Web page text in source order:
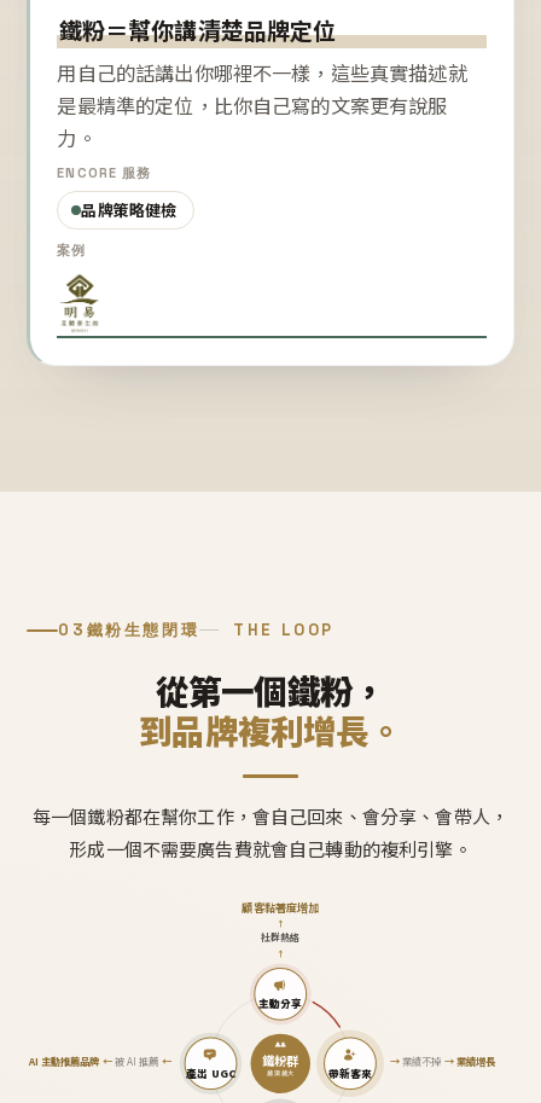
鐵粉＝幫你講清楚品牌定位
用自己的話講出你哪裡不一樣，這些真實描述就
是最精準的定位，比你自己寫的文案更有說服
力。
ENCORE 服務
品牌策略健檢
案例
03 鐵粉生態閉環 THE LOOP
從第一個鐵粉，
到品牌複利增長。
每一個鐵粉都在幫你工作，會自己回來、會分享、會帶人，
形成一個不需要廣告費就會自己轉動的複利引擎。
鐵粉群
越滾越大
主動分享
↑
社群熱絡
↑
顧客黏著度增加
帶新客來
→業績不掉 →業績增長
產出 UGC
AI 主動推薦品牌←被 AI 推薦 ←